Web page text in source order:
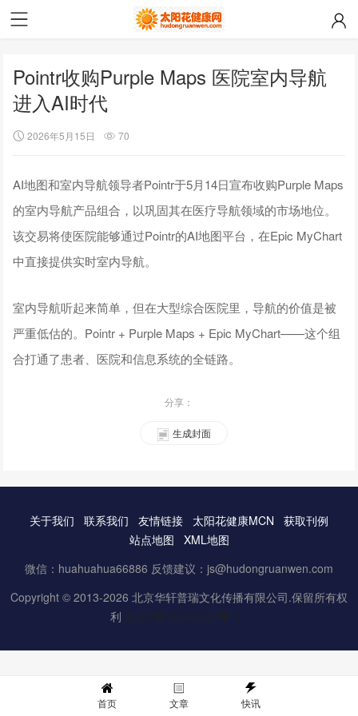
Pointr收购Purple Maps 医院室内导航
进入AI时代
2026年5月15日 70
AI地图和室内导航领导者Pointr于5月14日宣布收购Purple Maps
的室内导航产品组合，以巩固其在医疗导航领域的市场地位。
该交易将使医院能够通过Pointr的AI地图平台，在Epic MyChart
中直接提供实时室内导航。
室内导航听起来简单，但在大型综合医院里，导航的价值是被
严重低估的。Pointr + Purple Maps + Epic MyChart——这个组
合打通了患者、医院和信息系统的全链路。
分享：
生成封面
关于我们 联系我们 友情链接 太阳花健康MCN
获取刊例
站点地图
XML地图
微信：huahuahua66886 反馈建议：js@hudongruanwen.com
Copyright © 2013-2026 北京华轩普瑞文化传播有限公司.保留所有权
利 京ICP备16061888号-3
首页 文章 快讯